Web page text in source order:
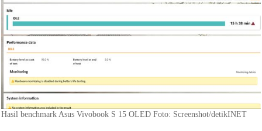
Hasil benchmark Asus Vivobook S 15 OLED Foto: Screenshot/detikINET